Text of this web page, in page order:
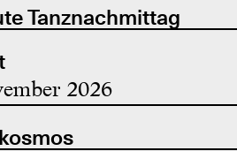
Tanznachmittag
2026